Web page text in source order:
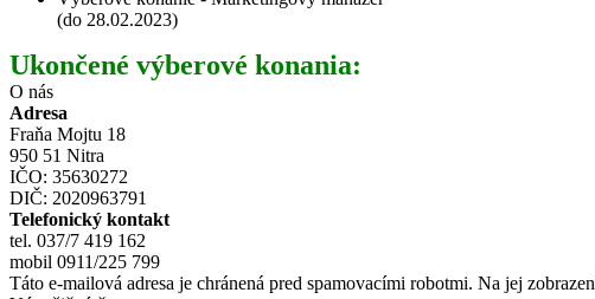
(do 28.02.2023)
Ukončené výberové konania:
O nás
Adresa
Fraňa Mojtu 18
950 51 Nitra
IČO: 35630272
DIČ: 2020963791
Telefonický kontakt
tel. 037/7 419 162
mobil 0911/225 799
Táto e-mailová adresa je chránená pred spamovacími robotmi. Na jej